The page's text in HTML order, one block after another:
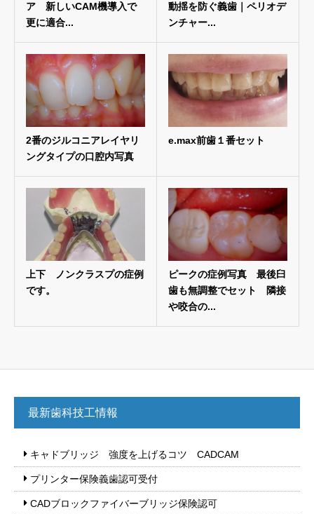
ア 新しいCAM機導入で
更に適合...
動揺を防ぐ義歯｜ペリオデ
ンチャー...
2番のジルコニアレイヤリ
ングタイプの口腔内写真
e.max前歯１番セット
上下 ノンクラスプの症例
です。
ピークの症例写真 最後臼
歯も無調整でセット 隣接
や咬合の...
最新歯科技工情報
キャドブリッジ 強度を上げるコツ CADCAM
プリンター保険義歯認可受付
CADブロックファイバーブリッジ保険認可